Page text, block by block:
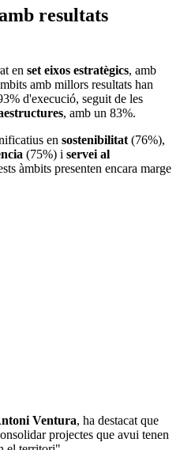
resultats
en set eixos estratègics, amb
amb millors resultats han
d'execució, seguit de les
, amb un 83%.
en sostenibilitat (76%),
(75%) i servei al
àmbits presenten encara marge
Ventura, ha destacat que
projectes que avui tenen